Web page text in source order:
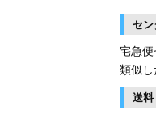
セン
宅急便
類似し
送料